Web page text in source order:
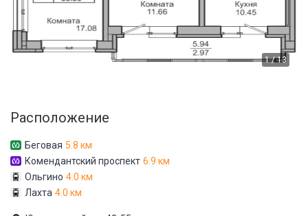
1 / 13
Расположение
Беговая 5.8 км
Комендантский проспект 6.9 км
Ольгино 4.0 км
Лахта 4.0 км